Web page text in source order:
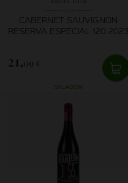
CABERNET SAUVIGNON
RESERVA ESPECIAL 120 2023
21,09 €
SKLADOM